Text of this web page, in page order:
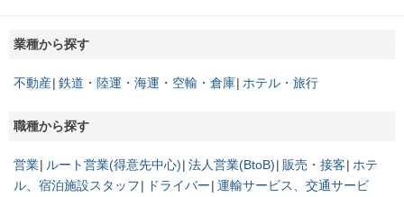
業種から探す
不動産 鉄道・陸運・海運・空輸・倉庫 ホテル・旅行
職種から探す
営業 ルート営業(得意先中心) 法人営業(BtoB) 販売・接客
ホテ
ル、宿泊施設スタッフ
ドライバー 運輸サービス、交通サービ